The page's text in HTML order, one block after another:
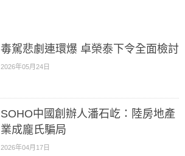
毒駕悲劇連環爆 卓榮泰下令全面檢討
2026年05月24日
SOHO中國創辦人潘石屹：陸房地產
業成龐氏騙局
2026年04月17日